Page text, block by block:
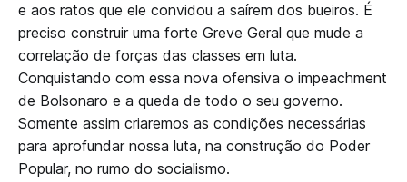
e aos ratos que ele convidou a saírem dos bueiros. É
preciso construir uma forte Greve Geral que mude a
correlação de forças das classes em luta.
Conquistando com essa nova ofensiva o impeachment
de Bolsonaro e a queda de todo o seu governo.
Somente assim criaremos as condições necessárias
para aprofundar nossa luta, na construção do Poder
Popular, no rumo do socialismo.